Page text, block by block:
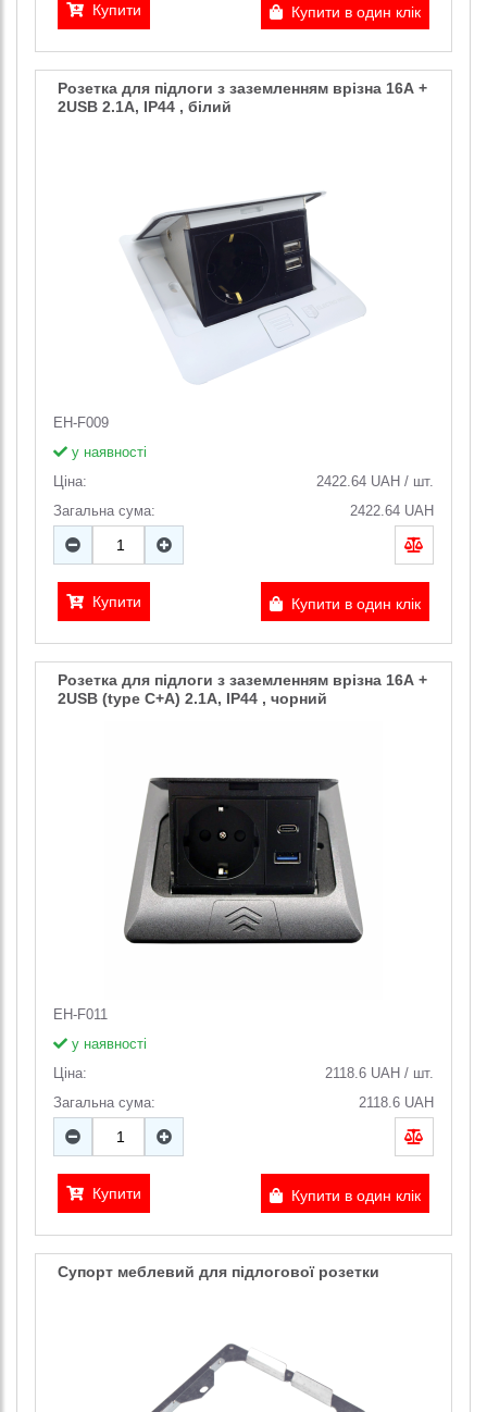
Купити Купити в один клік
Розетка для підлоги з заземленням врізна 16А +
2USB 2.1А, IP44 , білий
EH-F009
у наявності
Ціна:
2422.64 UAH / шт.
Загальна сума:
2422.64 UAH
Купити Купити в один клік
Розетка для підлоги з заземленням врізна 16А +
2USB (type C+A) 2.1А, IP44 , чорний
EH-F011
у наявності
Ціна:
2118.6 UAH / шт.
Загальна сума:
2118.6 UAH
Купити Купити в один клік
Супорт меблевий для підлогової розетки